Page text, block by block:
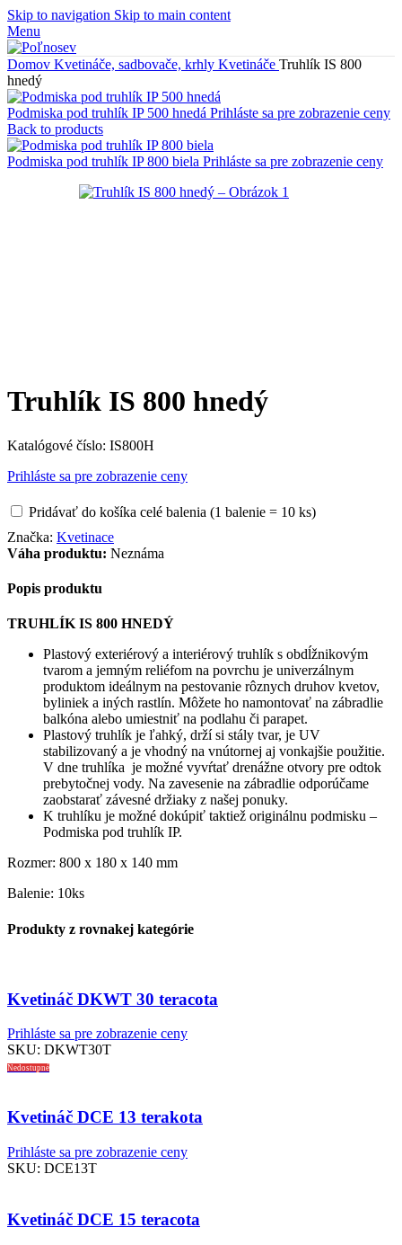
Skip to navigation Skip to main content
Menu
Domov Kvetináče, sadbovače, krhly Kvetináče Truhlík IS 800
hnedý
Podmiska pod truhlík IP 500 hnedá Prihláste sa pre zobrazenie ceny
Back to products
Podmiska pod truhlík IP 800 biela Prihláste sa pre zobrazenie ceny
Truhlík IS 800 hnedý
Katalógové číslo: IS800H
Prihláste sa pre zobrazenie ceny
Pridávať do košíka celé balenia (1 balenie = 10 ks)
Značka: Kvetinace
Váha produktu: Neznáma
Popis produktu
TRUHLÍK IS 800 HNEDÝ
Plastový exteriérový a interiérový truhlík s obdĺžnikovým
tvarom a jemným reliéfom na povrchu je univerzálnym
produktom ideálnym na pestovanie rôznych druhov kvetov,
byliniek a iných rastlín. Môžete ho namontovať na zábradlie
balkóna alebo umiestniť na podlahu či parapet.
Plastový truhlík je ľahký, drží si stály tvar, je UV
stabilizovaný a je vhodný na vnútornej aj vonkajšie použitie.
V dne truhlíka je možné vyvŕtať drenážne otvory pre odtok
prebytočnej vody. Na zavesenie na zábradlie odporúčame
zaobstarať závesné držiaky z našej ponuky.
K truhlíku je možné dokúpiť taktiež originálnu podmisku –
Podmiska pod truhlík IP.
Rozmer: 800 x 180 x 140 mm
Balenie: 10ks
Produkty z rovnakej kategórie
Kvetináč DKWT 30 teracota
Prihláste sa pre zobrazenie ceny
SKU: DKWT30T
Nedostupné
Kvetináč DCE 13 terakota
Prihláste sa pre zobrazenie ceny
SKU: DCE13T
Kvetináč DCE 15 teracota